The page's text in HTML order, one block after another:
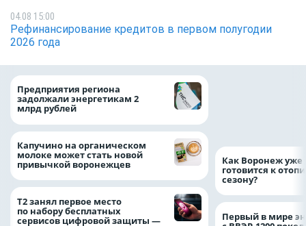
04.08 15:00
Рефинансирование кредитов в первом полугодии
2026 года
Предприятия региона
задолжали энергетикам 2
млрд рублей
Капучино на органическом
молоке может стать новой
привычкой воронежцев
Т2 занял первое место
по набору бесплатных
сервисов цифровой защиты —
Как Воронеж уже
готовится к
сезону?
Первый в мире